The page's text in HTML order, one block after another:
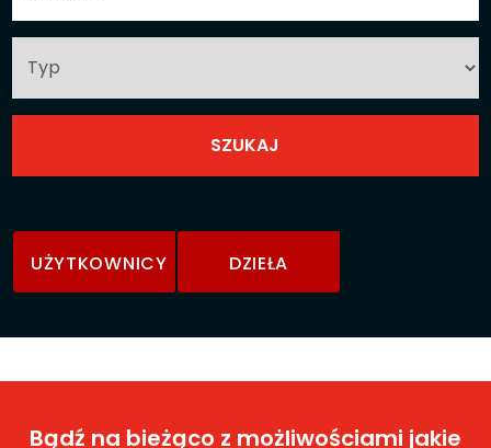
UŻYTKOWNICY DZIEŁA
Bądź na bieżąco z możliwościami jakie